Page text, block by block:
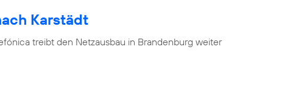
Karstädt
treibt den Netzausbau in Brandenburg weiter